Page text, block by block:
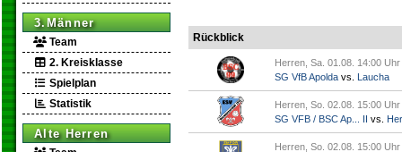
3.Männer
Team
2. Kreisklasse
Spielplan
Statistik
Alte Herren
Rückblick
Herren, Sa. 01.08. 14:00 Uhr
SG VfB Apolda vs. Laucha
Herren, So. 02.08. 15:00 Uhr
SG VFB / BSC Ap... II vs.
Herren, So. 02.08. 15:00 Uhr